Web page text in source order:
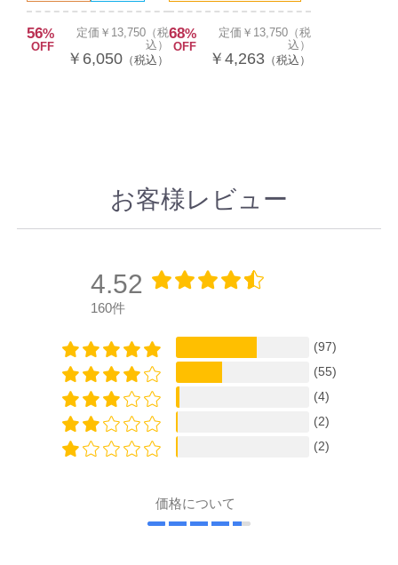
56%
OFF
定価￥13,750（税
込）
￥6,050 （税込）
68%
OFF
定価￥13,750（税
込）
￥4,263 （税込）
お客様レビュー
4.52
160件
(97)
(55)
(4)
(2)
(2)
価格について